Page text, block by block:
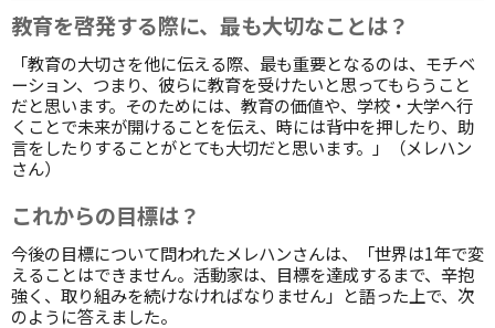
教育を啓発する際に、最も大切なことは？
「教育の大切さを他に伝える際、最も重要となるのは、モチベ
ーション、つまり、彼らに教育を受けたいと思ってもらうこと
だと思います。そのためには、教育の価値や、学校・大学へ行
くことで未来が開けることを伝え、時には背中を押したり、助
言をしたりすることがとても大切だと思います。」（メレハン
さん）
これからの目標は？
今後の目標について問われたメレハンさんは、「世界は1年で変
えることはできません。活動家は、目標を達成するまで、辛抱
強く、取り組みを続けなければなりません」と語った上で、次
のように答えました。